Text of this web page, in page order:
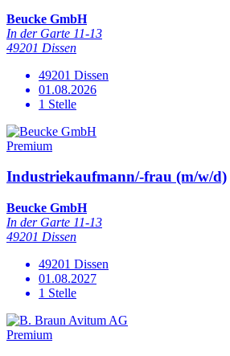
Beucke GmbH
In der Garte 11-13
49201 Dissen
49201 Dissen
01.08.2026
1 Stelle
Premium
Industriekaufmann/-frau (m/w/d)
Beucke GmbH
In der Garte 11-13
49201 Dissen
49201 Dissen
01.08.2027
1 Stelle
Premium